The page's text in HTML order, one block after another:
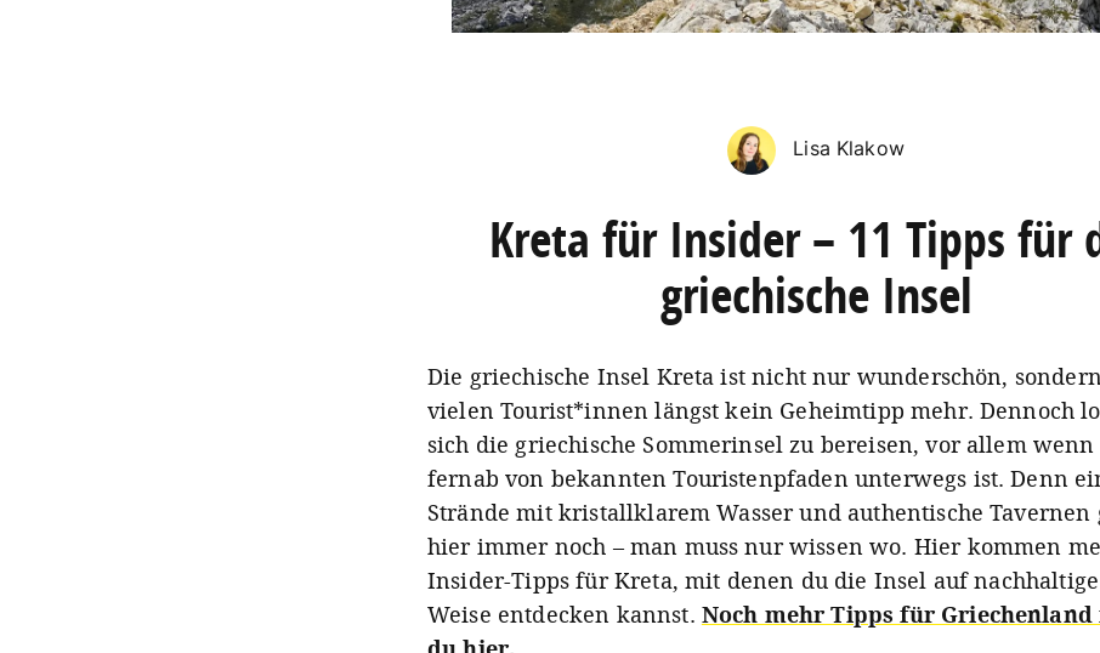
Lisa Klakow
Kreta für Insider – 11 Tipps für
griechische Insel
Die griechische Insel Kreta ist nicht nur wunderschön,
vielen Tourist*innen längst kein Geheimtipp mehr. Dennoch
sich die griechische Sommerinsel zu bereisen, vor allem
fernab von bekannten Touristenpfaden unterwegs ist. Denn
Strände mit kristallklarem Wasser und authentische Tavernen
hier immer noch – man muss nur wissen wo. Hier kommen
Insider-Tipps für Kreta, mit denen du die Insel auf
Weise entdecken kannst. Noch mehr Tipps für